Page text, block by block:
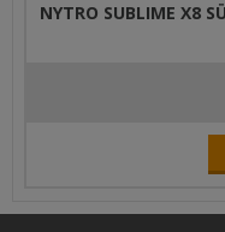
NYTRO SUBLIME X8